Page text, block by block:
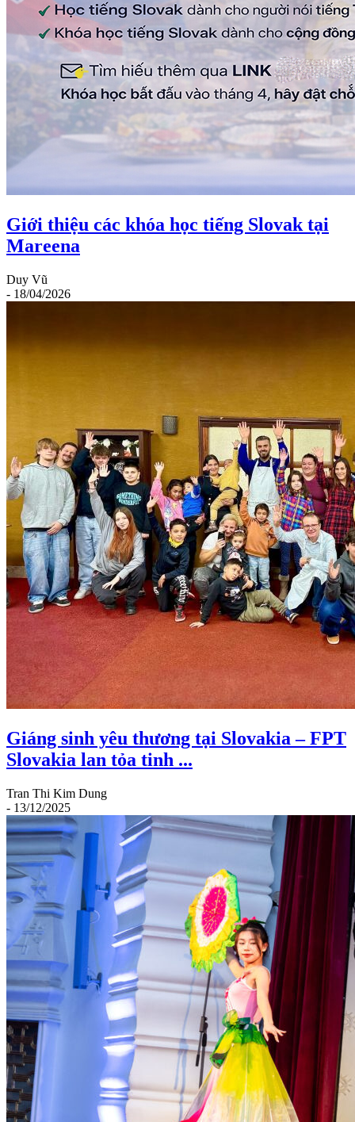
Giới thiệu các khóa học tiếng Slovak tại
Mareena
Duy Vũ
- 18/04/2026
Giáng sinh yêu thương tại Slovakia – FPT
Slovakia lan tỏa tinh ...
Tran Thi Kim Dung
- 13/12/2025